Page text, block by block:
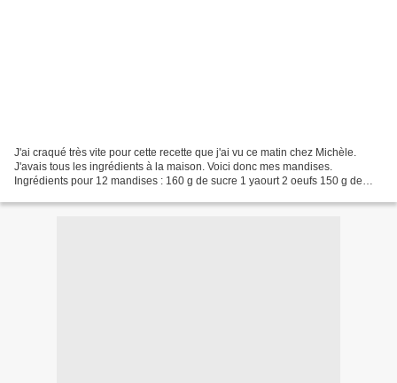
J'ai craqué très vite pour cette recette que j'ai vu ce matin chez Michèle.
J'avais tous les ingrédients à la maison. Voici donc mes mandises.
Ingrédients pour 12 mandises : 160 g de sucre 1 yaourt 2 oeufs 150 g de